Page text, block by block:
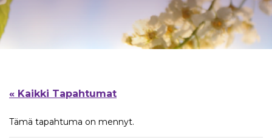
« Kaikki Tapahtumat
Tämä tapahtuma on mennyt.